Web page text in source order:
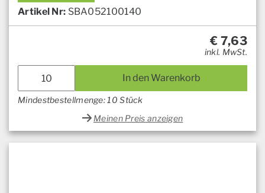
Artikel Nr: SBA052100140
€ 7,63
inkl. MwSt.
In den Warenkorb
Mindestbestellmenge: 10 Stück
Meinen Preis anzeigen